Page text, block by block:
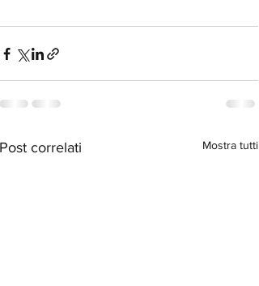
Post correlati Mostra tutti